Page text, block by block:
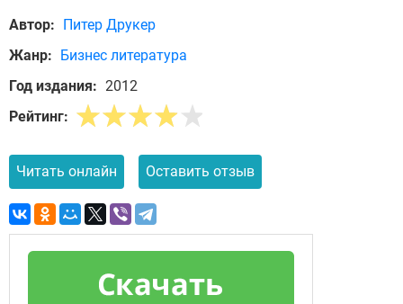
Автор: Питер Друкер
Жанр: Бизнес литература
Год издания: 2012
Рейтинг:
Читать онлайн Оставить отзыв